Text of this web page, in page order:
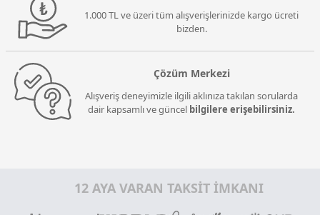
1.000 TL ve üzeri tüm alışverişlerinizde kargo ücreti
bizden.
Çözüm Merkezi
Alışveriş deneyimizle ilgili aklınıza takılan sorularda
dair kapsamlı ve güncel bilgilere erişebilirsiniz.
12 AYA VARAN TAKSİT İMKANI